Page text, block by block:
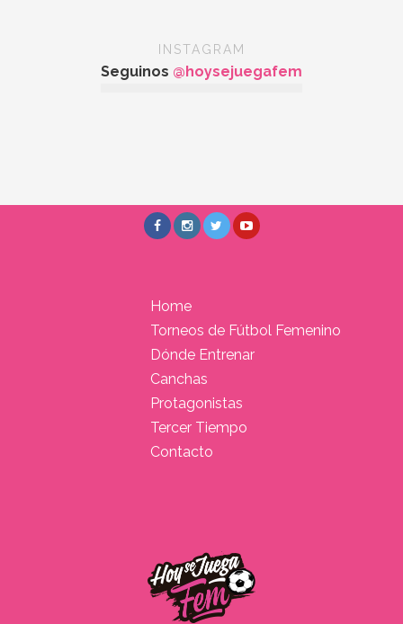
INSTAGRAM
Seguinos @hoysejuegafem
Home
Torneos de Fútbol Femenino
Dónde Entrenar
Canchas
Protagonistas
Tercer Tiempo
Contacto